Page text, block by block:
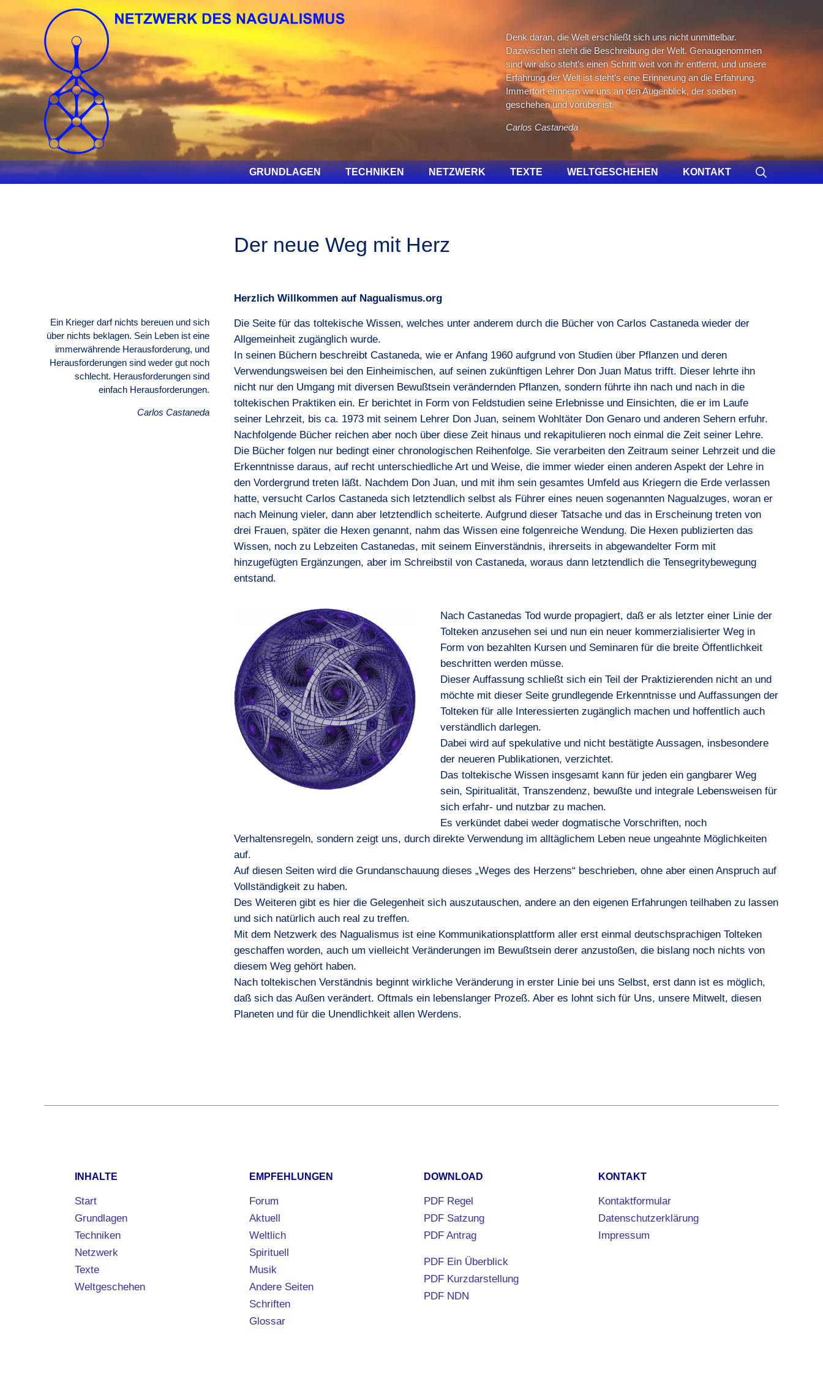
Denk daran, die Welt erschließt sich uns nicht unmittelbar.
Dazwischen steht die Beschreibung der Welt. Genaugenommen
sind wir also steht’s einen Schritt weit von ihr entfernt, und unsere
Erfahrung der Welt ist steht’s eine Erinnerung an die Erfahrung.
Immerfort erinnern wir uns an den Augenblick, der soeben
geschehen und vorüber ist.
Carlos Castaneda
GRUNDLAGEN TECHNIKEN NETZWERK TEXTE WELTGESCHEHEN KONTAKT
Der neue Weg mit Herz
Herzlich Willkommen auf Nagualismus.org
Die Seite für das toltekische Wissen, welches unter anderem durch die Bücher von Carlos Castaneda wieder der
Allgemeinheit zugänglich wurde.
In seinen Büchern beschreibt Castaneda, wie er Anfang 1960 aufgrund von Studien über Pflanzen und deren
Verwendungsweisen bei den Einheimischen, auf seinen zukünftigen Lehrer Don Juan Matus trifft. Dieser lehrte ihn
nicht nur den Umgang mit diversen Bewußtsein verändernden Pflanzen, sondern führte ihn nach und nach in die
toltekischen Praktiken ein. Er berichtet in Form von Feldstudien seine Erlebnisse und Einsichten, die er im Laufe
seiner Lehrzeit, bis ca. 1973 mit seinem Lehrer Don Juan, seinem Wohltäter Don Genaro und anderen Sehern erfuhr.
Nachfolgende Bücher reichen aber noch über diese Zeit hinaus und rekapitulieren noch einmal die Zeit seiner Lehre.
Die Bücher folgen nur bedingt einer chronologischen Reihenfolge. Sie verarbeiten den Zeitraum seiner Lehrzeit und die
Erkenntnisse daraus, auf recht unterschiedliche Art und Weise, die immer wieder einen anderen Aspekt der Lehre in
den Vordergrund treten läßt. Nachdem Don Juan, und mit ihm sein gesamtes Umfeld aus Kriegern die Erde verlassen
hatte, versucht Carlos Castaneda sich letztendlich selbst als Führer eines neuen sogenannten Nagualzuges, woran er
nach Meinung vieler, dann aber letztendlich scheiterte. Aufgrund dieser Tatsache und das in Erscheinung treten von
drei Frauen, später die Hexen genannt, nahm das Wissen eine folgenreiche Wendung. Die Hexen publizierten das
Wissen, noch zu Lebzeiten Castanedas, mit seinem Einverständnis, ihrerseits in abgewandelter Form mit
hinzugefügten Ergänzungen, aber im Schreibstil von Castaneda, woraus dann letztendlich die Tensegritybewegung
entstand.
Nach Castanedas Tod wurde propagiert, daß er als letzter einer Linie der
Tolteken anzusehen sei und nun ein neuer kommerzialisierter Weg in
Form von bezahlten Kursen und Seminaren für die breite Öffentlichkeit
beschritten werden müsse.
Dieser Auffassung schließt sich ein Teil der Praktizierenden nicht an und
möchte mit dieser Seite grundlegende Erkenntnisse und Auffassungen der
Tolteken für alle Interessierten zugänglich machen und hoffentlich auch
verständlich darlegen.
Dabei wird auf spekulative und nicht bestätigte Aussagen, insbesondere
der neueren Publikationen, verzichtet.
Das toltekische Wissen insgesamt kann für jeden ein gangbarer Weg
sein, Spiritualität, Transzendenz, bewußte und integrale Lebensweisen für
sich erfahr- und nutzbar zu machen.
Es verkündet dabei weder dogmatische Vorschriften, noch
Verhaltensregeln, sondern zeigt uns, durch direkte Verwendung im alltäglichem Leben neue ungeahnte Möglichkeiten
auf.
Auf diesen Seiten wird die Grundanschauung dieses „Weges des Herzens“ beschrieben, ohne aber einen Anspruch auf
Vollständigkeit zu haben.
Des Weiteren gibt es hier die Gelegenheit sich auszutauschen, andere an den eigenen Erfahrungen teilhaben zu lassen
und sich natürlich auch real zu treffen.
Mit dem Netzwerk des Nagualismus ist eine Kommunikationsplattform aller erst einmal deutschsprachigen Tolteken
geschaffen worden, auch um vielleicht Veränderungen im Bewußtsein derer anzustoßen, die bislang noch nichts von
diesem Weg gehört haben.
Nach toltekischen Verständnis beginnt wirkliche Veränderung in erster Linie bei uns Selbst, erst dann ist es möglich,
daß sich das Außen verändert. Oftmals ein lebenslanger Prozeß. Aber es lohnt sich für Uns, unsere Mitwelt, diesen
Planeten und für die Unendlichkeit allen Werdens.
Ein Krieger darf nichts bereuen und sich
über nichts beklagen. Sein Leben ist eine
immerwährende Herausforderung, und
Herausforderungen sind weder gut noch
schlecht. Herausforderungen sind
einfach Herausforderungen.
Carlos Castaneda
INHALTE
Start
Grundlagen
Techniken
Netzwerk
Texte
Weltgeschehen
EMPFEHLUNGEN
Forum
Aktuell
Weltlich
Spirituell
Musik
Andere Seiten
Schriften
Glossar
DOWNLOAD
PDF Regel
PDF Satzung
PDF Antrag
PDF Ein Überblick
PDF Kurzdarstellung
PDF NDN
KONTAKT
Kontaktformular
Datenschutzerklärung
Impressum